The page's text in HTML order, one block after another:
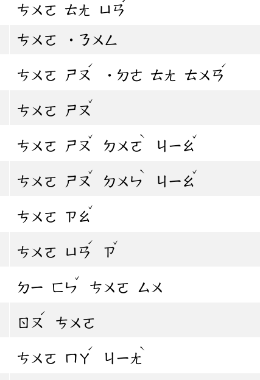
ㄘㄨㄛ ㄊㄤ ㄩㄢ
ㄘㄨㄛ ˙ㄋㄨㄥ
ㄘㄨㄛ ㄕㄡ
ˊ
˙ㄉㄜ ㄊㄤ ㄊㄨㄢ
ˊ
ㄘㄨㄛ ㄕㄡ
ˇ
ㄘㄨㄛ ㄕㄡ
ˇ
ㄉㄨㄛ
ˋ
ㄐㄧㄠ
ˇ
ㄘㄨㄛ ㄕㄡ
ˇ
ㄉㄨㄣ
ˋ
ㄐㄧㄠ
ˇ
ㄘㄨㄛ ㄗㄠ
ˇ
ㄘㄨㄛ ㄩㄢ
ˊ
ㄗ
ˇ
ㄉㄧ ㄈㄣ
ˇ
ㄘㄨㄛ ㄙㄨ
ㄖㄡ
ˊ
ㄘㄨㄛ
ㄘㄨㄛ ㄇㄚ
ˊ
ㄐㄧㄤ
ˋ